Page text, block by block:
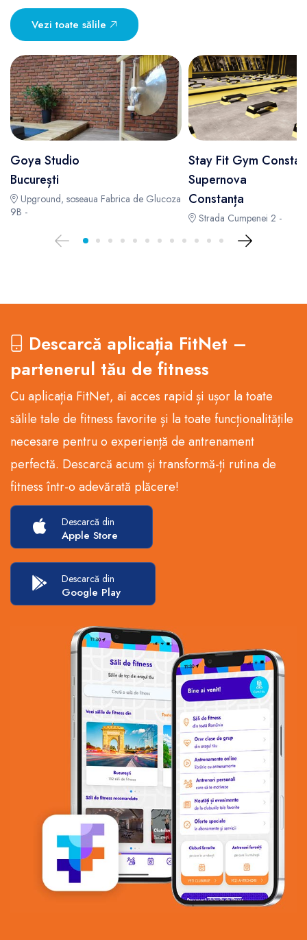
Vezi toate sălile
Goya Studio
București
Upground, soseaua Fabrica de Glucoza
9B -
Stay Fit Gym
Supernova
Constanța
Strada Cumpenei 2 -
Descarcă aplicația FitNet –
partenerul tău de fitness
Cu aplicația FitNet, ai acces rapid și ușor la toate
sălile tale de fitness favorite și la toate funcționalitățile
necesare pentru o experiență de antrenament
perfectă. Descarcă acum și transformă-ți rutina de
fitness într-o adevărată plăcere!
Descarcă din
Apple Store
Descarcă din
Google Play